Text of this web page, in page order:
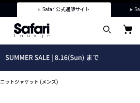
Safari公式通販サイト
ニットジャケット (メンズ)